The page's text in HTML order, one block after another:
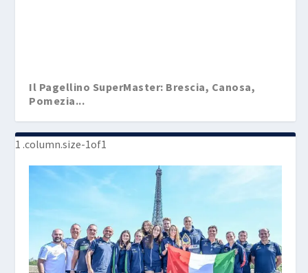
Il Pagellino SuperMaster: Brescia, Canosa,
Pomezia...